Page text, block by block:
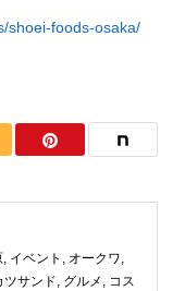
shoei-foods-osaka/
, イベント , オークワ,
ツサンド, グルメ , コス